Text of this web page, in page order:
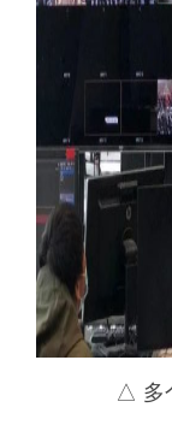
△ 多